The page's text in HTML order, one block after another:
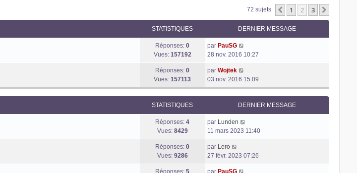
72 sujets Précédente
1 2 3
STATISTIQUES DERNIER MESSAGE
Réponses:0
Vues: 157192
par PauSG
28 nov. 2016 10:27
Réponses:0
Vues:157113
par Wojtek
03 nov. 2016 15:09
STATISTIQUES DERNIER MESSAGE
Réponses:4
Vues: 8429
par Lunden
11 mars 2023 11:40
Réponses:0
Vues: 9286
par Lero
27 févr. 2023 07:26
Réponses:5
par PauSG